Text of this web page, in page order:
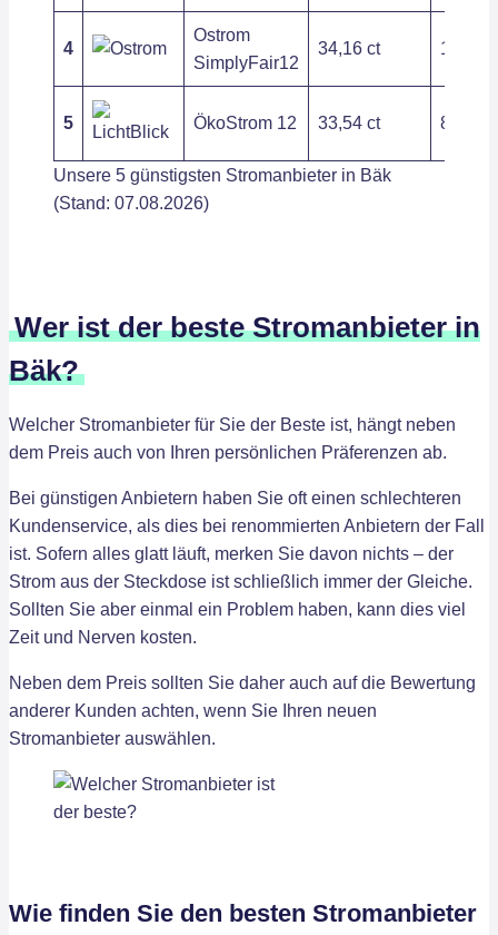
4
Ostrom
SimplyFair12
34,16 ct 126,00
5 ÖkoStrom 12 33,54 ct 80,03 €
Unsere 5 günstigsten Stromanbieter in Bäk
(Stand: 07.08.2026)
Wer ist der beste Stromanbieter in
Bäk?
Welcher Stromanbieter für Sie der Beste ist, hängt neben
dem Preis auch von Ihren persönlichen Präferenzen ab.
Bei günstigen Anbietern haben Sie oft einen schlechteren
Kundenservice, als dies bei renommierten Anbietern der Fall
ist. Sofern alles glatt läuft, merken Sie davon nichts – der
Strom aus der Steckdose ist schließlich immer der Gleiche.
Sollten Sie aber einmal ein Problem haben, kann dies viel
Zeit und Nerven kosten.
Neben dem Preis sollten Sie daher auch auf die Bewertung
anderer Kunden achten, wenn Sie Ihren neuen
Stromanbieter auswählen.
Wie finden Sie den besten Stromanbieter